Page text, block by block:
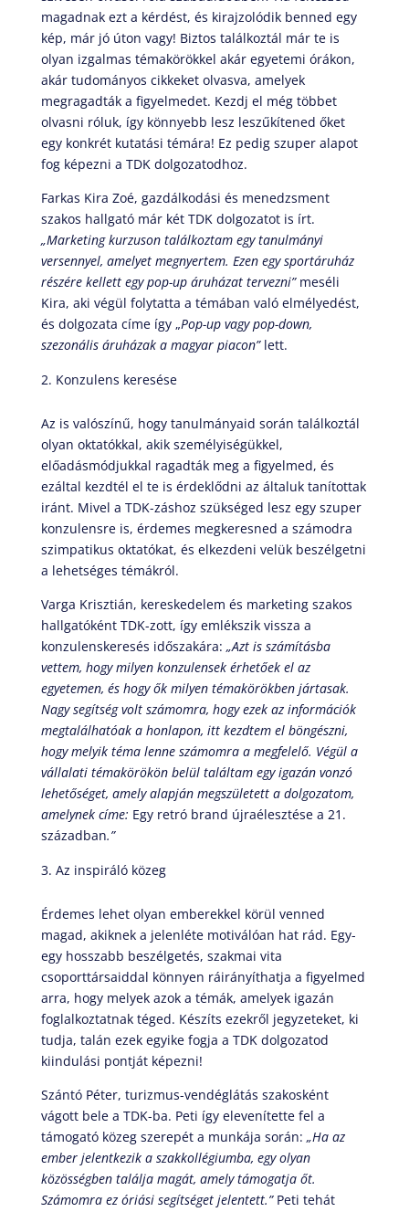
magadnak ezt a kérdést, és kirajzolódik benned egy
kép, már jó úton vagy! Biztos találkoztál már te is
olyan izgalmas témakörökkel akár egyetemi órákon,
akár tudományos cikkeket olvasva, amelyek
megragadták a figyelmedet. Kezdj el még többet
olvasni róluk, így könnyebb lesz leszűkítened őket
egy konkrét kutatási témára! Ez pedig szuper alapot
fog képezni a TDK dolgozatodhoz.
Farkas Kira Zoé, gazdálkodási és menedzsment
szakos hallgató már két TDK dolgozatot is írt.
„Marketing kurzuson találkoztam egy tanulmányi
versennyel, amelyet megnyertem. Ezen egy sportáruház
részére kellett egy pop-upáruházat tervezni” meséli
Kira, aki végül folytatta a témában való elmélyedést,
és dolgozata címe így „Pop-upvagy pop-down,
szezonális áruházak a magyar piacon” lett.
Konzulens keresése
Az is valószínű, hogy tanulmányaid során találkoztál
olyan oktatókkal, akik személyiségükkel,
előadásmódjukkal ragadták meg a figyelmed, és
ezáltal kezdtél el te is érdeklődni az általuk tanítottak
iránt. Mivel a TDK-záshoz szükséged lesz egy szuper
konzulensre is, érdemes megkeresned a számodra
szimpatikus oktatókat, és elkezdeni velük beszélgetni
a lehetséges témákról.
Varga Krisztián, kereskedelem és marketing szakos
hallgatóként TDK-zott, így emlékszik vissza a
konzulenskeresés időszakára: „Azt is számításba
vettem, hogy milyen konzulensek érhetőek el az
egyetemen, és hogy ők milyen témakörökben jártasak.
Nagy segítség volt számomra, hogy ezek az információk
megtalálhatóak a honlapon, itt kezdtem el böngészni,
hogy melyik téma lenne számomra a megfelelő. Végül a
vállalati témakörökön belül találtam egy igazán vonzó
lehetőséget, amely alapján megszületett a dolgozatom,
amelynek címe: Egy retró brand újraélesztése a 21.
században.”
Az inspiráló közeg
Érdemes lehet olyan emberekkel körül venned
magad, akiknek a jelenléte motiválóan hat rád. Egy-
egy hosszabb beszélgetés, szakmai vita
csoporttársaiddal könnyen ráirányíthatja a figyelmed
arra, hogy melyek azok a témák, amelyek igazán
foglalkoztatnak téged. Készíts ezekről jegyzeteket, ki
tudja, talán ezek egyike fogja a TDK dolgozatod
kiindulási pontját képezni!
Szántó Péter, turizmus-vendéglátás szakosként
vágott bele a TDK-ba. Peti így elevenítette fel a
támogató közeg szerepét a munkája során: „Ha az
ember jelentkezik a szakkollégiumba, egy olyan
közösségben találja magát, amely támogatja őt.
Számomra ez óriási segítséget jelentett.” Peti tehát